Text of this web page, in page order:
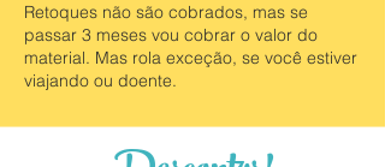
Retoques não são cobrados, mas se
passar 3 meses vou cobrar o valor do
material. Mas rola exceção, se você estiver
viajando ou doente.